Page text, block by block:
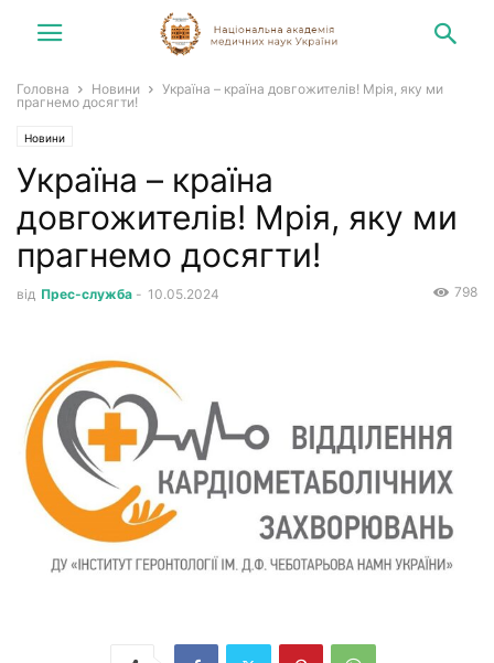
Головна Новини
Україна – країна довгожителів! Мрія, яку ми
прагнемо досягти!
Новини
Україна – країна
довгожителів! Мрія, яку ми
прагнемо досягти!
від Прес-служба - 10.05.2024 798